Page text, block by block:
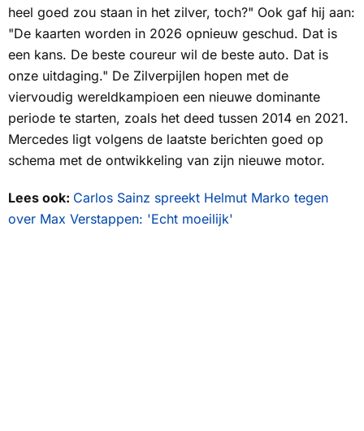
heel goed zou staan in het zilver, toch?" Ook gaf hij aan:
"De kaarten worden in 2026 opnieuw geschud. Dat is
een kans. De beste coureur wil de beste auto. Dat is
onze uitdaging." De Zilverpijlen hopen met de
viervoudig wereldkampioen een nieuwe dominante
periode te starten, zoals het deed tussen 2014 en 2021.
Mercedes ligt volgens de laatste berichten goed op
schema met de ontwikkeling van zijn nieuwe motor.
Lees ook: Carlos Sainz spreekt Helmut Marko tegen
over Max Verstappen: 'Echt moeilijk'